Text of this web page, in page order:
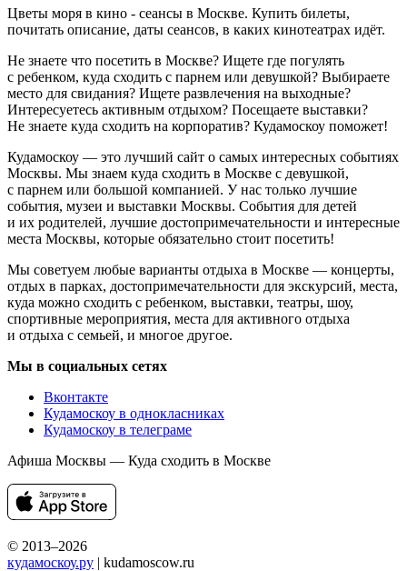
Цветы моря в кино - сеансы в Москве. Купить билеты,
почитать описание, даты сеансов, в каких кинотеатрах идёт.
Не знаете что посетить в Москве? Ищете где погулять
с ребенком, куда сходить с парнем или девушкой? Выбираете
место для свидания? Ищете развлечения на выходные?
Интересуетесь активным отдыхом? Посещаете выставки?
Не знаете куда сходить на корпоратив? Кудамоскоу поможет!
Кудамоскоу — это лучший сайт о самых интересных событиях
Москвы. Мы знаем куда сходить в Москве с девушкой,
с парнем или большой компанией. У нас только лучшие
события, музеи и выставки Москвы. События для детей
и их родителей, лучшие достопримечательности и интересные
места Москвы, которые обязательно стоит посетить!
Мы советуем любые варианты отдыха в Москве — концерты,
отдых в парках, достопримечательности для экскурсий, места,
куда можно сходить с ребенком, выставки, театры, шоу,
спортивные мероприятия, места для активного отдыха
и отдыха с семьей, и многое другое.
Мы в социальных сетях
Вконтакте
Кудамоскоу в однокласниках
Кудамоскоу в телеграме
Афиша Москвы — Куда сходить в Москве
© 2013–2026
кудамоскоу.ру | kudamoscow.ru